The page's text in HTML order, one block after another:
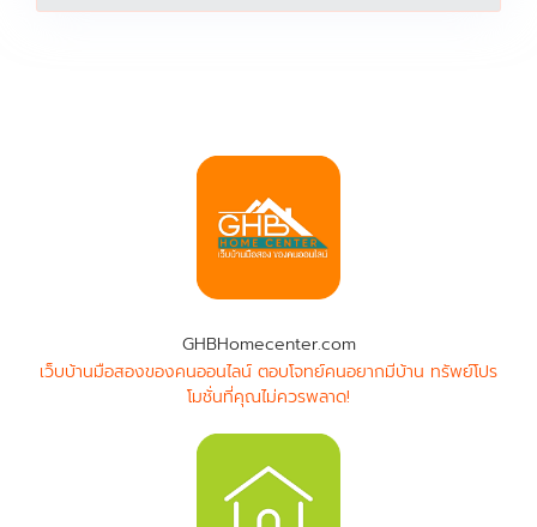
GHBHomecenter.com
เว็บบ้านมือสองของคนออนไลน์ ตอบโจทย์คนอยากมีบ้าน ทรัพย์โปร
โมชั่นที่คุณไม่ควรพลาด!